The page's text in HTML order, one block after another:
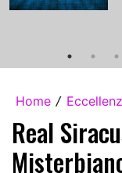
Home /
Real